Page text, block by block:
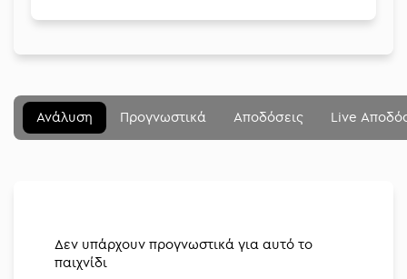
Ανάλυση Προγνωστικά Αποδόσεις Live
Δεν υπάρχουν προγνωστικά για αυτό το
παιχνίδι
Μενού
Betting community
Διοργανώσεις